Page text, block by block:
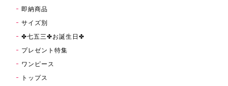
即納商品
サイズ別
✤七五三✤お誕生日✤
プレゼント特集
ワンピース
トップス